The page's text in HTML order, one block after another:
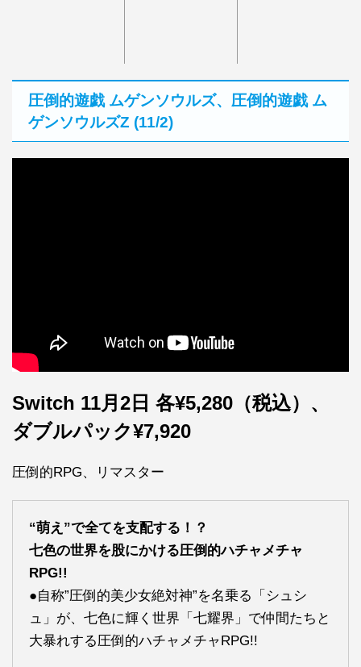
圧倒的遊戯 ムゲンソウルズ、圧倒的遊戯 ム
ゲンソウルズZ (11/2)
Switch 11月2日 各¥5,280（税込）、
ダブルパック¥7,920
圧倒的RPG、リマスター
“萌え”で全てを支配する！？
七色の世界を股にかける圧倒的ハチャメチャ
RPG!!
●自称”圧倒的美少女絶対神”を名乗る「シュシ
ュ」が、七色に輝く世界「七耀界」で仲間たちと
大暴れする圧倒的ハチャメチャRPG!!